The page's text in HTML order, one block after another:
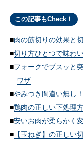
この記事もCheck！
肉の筋切りの効果と
切り方ひとつで味わ
フォークでブスッと
ワザ
やみつき間違い無し
鶏肉の正しい下処理
安いお肉が柔らかく
【玉ねぎ】の正しい